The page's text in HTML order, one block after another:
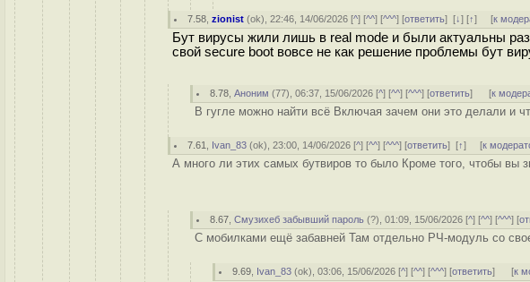
7.58 ,zionist (ok), 22:46, 14/06/2026 [^] [^^] [^^^] [ответить][↓] [↑] [к
Бут вирусы жили лишь в real mode и были актуальны
свой secure boot вовсе не как решение проблемы бут
8.78 ,Аноним (77), 06:37, 15/06/2026 [^] [^^] [^^^] [ответить] [к
В гугле можно найти всё Включая зачем они это делали и
7.61 Ivan_83 (ok), 23:00, 14/06/2026 [^] [^^] [^^^] [ответить][↑] [к
А много ли этих самых бутвиров то было Кроме того, чтобы вы
8.67 ,Смузихеб забывший пароль (?), 01:09, 15/06/2026 [^] [^^] [^^^] [
С мобилками ещё забавней Там отдельно РЧ-модуль со
9.69 Ivan_83 (ok), 03:06, 15/06/2026 [^] [^^] [^^^] [ответить] [к